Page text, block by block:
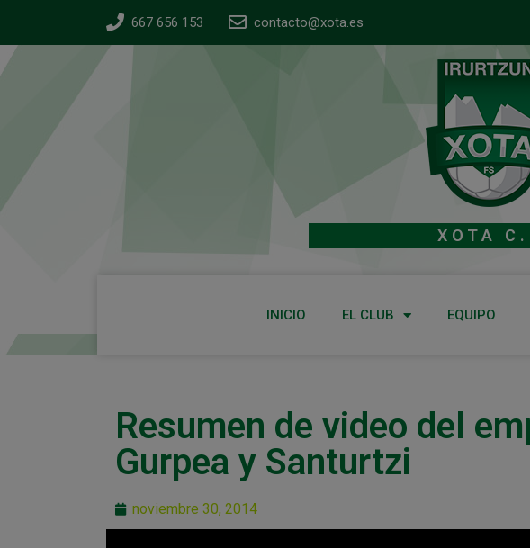
667 656 153 contacto@xota.es
XOTA
INICIO EL CLUB EQUIPO
Resumen de video del
Gurpea y Santurtzi
noviembre 30, 2014